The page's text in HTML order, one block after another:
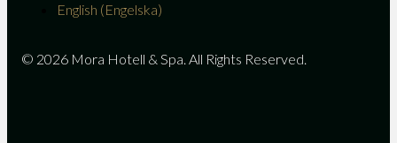
© 2026 Mora Hotell & Spa. All Rights Reserved.
English (Engelska)